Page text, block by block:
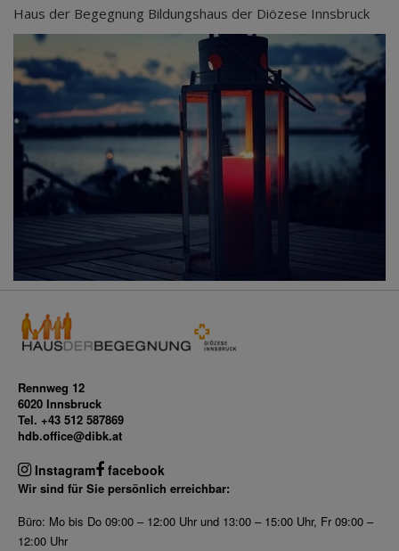
Haus der Begegnung Bildungshaus der Diözese Innsbruck
Rennweg 12
6020 Innsbruck
Tel. +43 512 587869
hdb.office@dibk.at
Instagram facebook
Wir sind für Sie persönlich erreichbar:
Büro: Mo bis Do 09:00 – 12:00 Uhr und 13:00 – 15:00 Uhr, Fr 09:00 –
12:00 Uhr